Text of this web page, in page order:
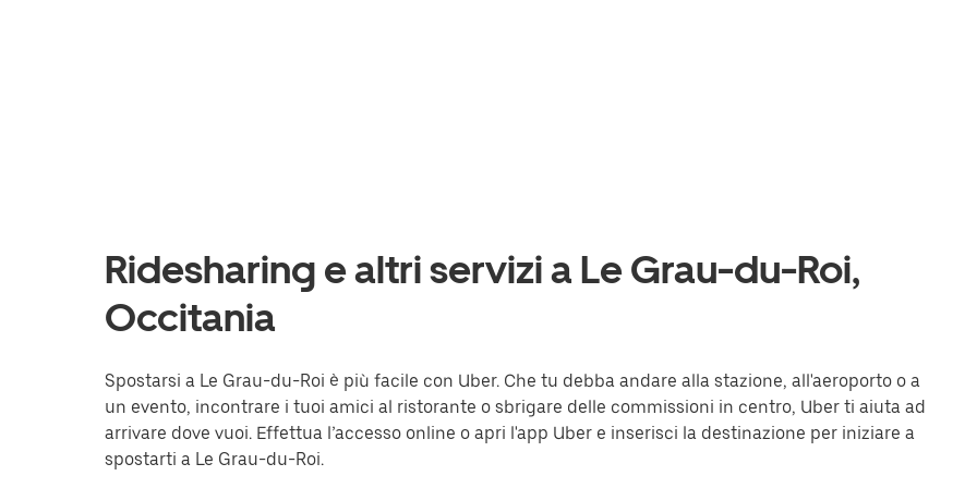
Ridesharing e altri servizi a Le Grau-du-Roi,
Occitania
Spostarsi a Le Grau-du-Roi è più facile con Uber. Che tu debba andare alla stazione, all'aeroporto o a
un evento, incontrare i tuoi amici al ristorante o sbrigare delle commissioni in centro, Uber ti aiuta ad
arrivare dove vuoi. Effettua l’accesso online o apri l'app Uber e inserisci la destinazione per iniziare a
spostarti a Le Grau-du-Roi.